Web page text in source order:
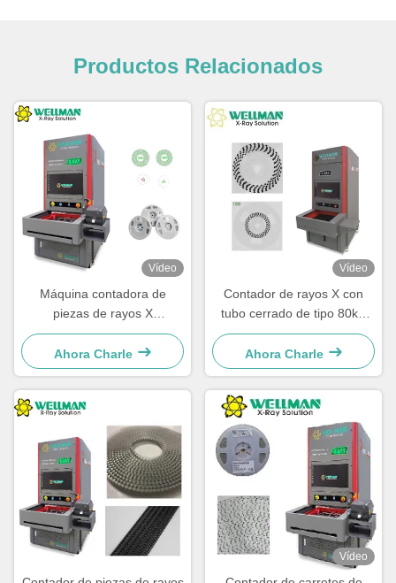
Productos Relacionados
Vídeo
Máquina contadora de
piezas de rayos X
Microfocus 30μm Punto focal
80kV 17" FPD
Ahora Charle
Vídeo
Contador de rayos X con
tubo cerrado de tipo 80kV
libre de mantenimiento
Ahora Charle
Vídeo